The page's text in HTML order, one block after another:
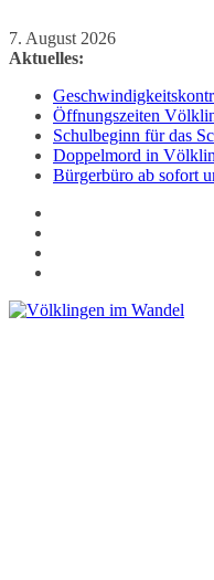
Zum
Inhalt
7. August 2026
Aktuelles:
Öffnungszeiten
Schulbeginn für das
Doppelmord in
Bürgerbüro ab sofort